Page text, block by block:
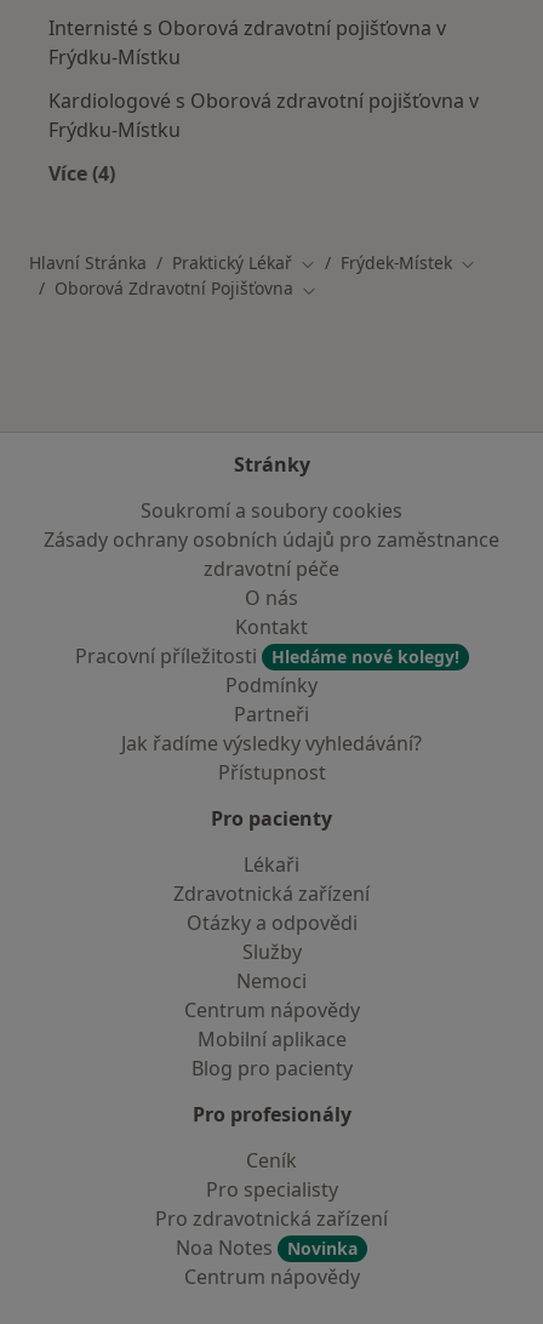
Internisté s Oborová zdravotní pojišťovna v
Frýdku-Místku
Kardiologové s Oborová zdravotní pojišťovna v
Frýdku-Místku
Více (4)
Hlavní Stránka Praktický Lékař Změna města
Frýdek-Místek Změna
Oborová Zdravotní Pojišťovna Změna města
Stránky
Soukromí a soubory cookies
Zásady ochrany osobních údajů pro zaměstnance
zdravotní péče
O nás
Kontakt
Pracovní příležitosti
Hledáme nové kolegy!
Podmínky
Partneři
Jak řadíme výsledky vyhledávání?
Přístupnost
Pro pacienty
Lékaři
Zdravotnická zařízení
Otázky a odpovědi
Služby
Nemoci
Centrum nápovědy
Mobilní aplikace
Blog pro pacienty
Pro profesionály
Ceník
Pro specialisty
Pro zdravotnická zařízení
Noa Notes
Novinka
Centrum nápovědy